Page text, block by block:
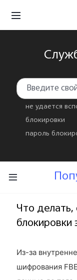
не удается
блокировки
пароль
Что делать,
блокировки
Из-за
шифрования